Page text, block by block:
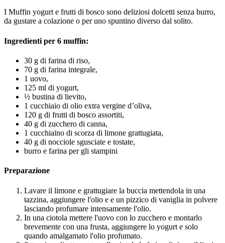
I Muffin yogurt e frutti di bosco sono deliziosi dolcetti senza burro,
da gustare a colazione o per uno spuntino diverso dal solito.
Ingredienti per 6 muffin:
30 g di farina di riso,
70 g di farina integrale,
1 uovo,
125 ml di yogurt,
½ bustina di lievito,
1 cucchiaio di olio extra vergine d’oliva,
120 g di frutti di bosco assortiti,
40 g di zucchero di canna,
1 cucchiaino di scorza di limone grattugiata,
40 g di nocciole sgusciate e tostate,
burro e farina per gli stampini
Preparazione
Lavare il limone e grattugiare la buccia mettendola in una
tazzina, aggiungere l'olio e e un pizzico di vaniglia in polvere
lasciando profumare intensamente l'olio.
In una ciotola mettere l'uovo con lo zucchero e montarlo
brevemente con una frusta, aggiungere lo yogurt e solo
quando amalgamato l'olio profumato.